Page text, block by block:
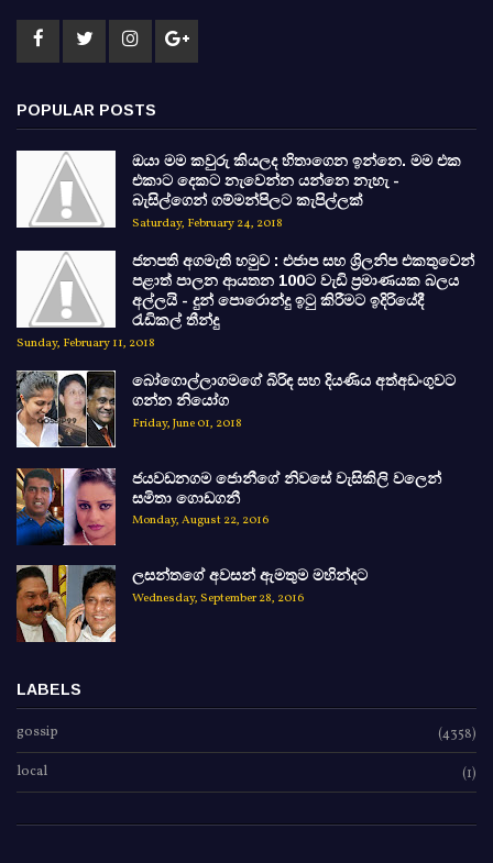
POPULAR POSTS
ඔයා මම කවුරු කියලද හිතාගෙන ඉන්නෙ. මම එක
එකාට දෙකට නැවෙන්න යන්නෙ නැහැ -
බැසිල්ගෙන් ගම්මන්පිලට කැපිල්ලක්
Saturday, February 24, 2018
ජනපති අගමැති හමුව : එජාප සහ ශ්‍රිලනිප එකතුවෙන්
පළාත් පාලන ආයතන 100ට වැඩි ප්‍රමාණයක බලය
අල්ලයි - දුන් පොරොන්දු ඉටු කිරීමට ඉදිරියේදී
රැඩිකල් තීන්දු
Sunday, February 11, 2018
බෝගොල්ලාගමගේ බිරිඳ සහ දියණිය අත්අඩංගුවට
ගන්න නියෝග
Friday, June 01, 2018
ජයවඩනගම ජොනීගේ නිවසේ වැසිකිලි වලෙන්
සමිතා ගොඩගනී
Monday, August 22, 2016
ලසන්තගේ අවසන් ඇමතුම මහින්දට
Wednesday, September 28, 2016
LABELS
gossip (4358)
local (1)